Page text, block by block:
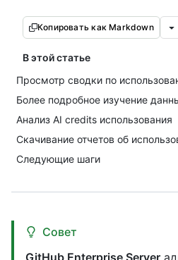
Копировать как Markdown
В этой статье
Просмотр сводки по
Более подробное изучение
Анализ AI credits использования
Скачивание отчетов об
Следующие шаги
Совет
GitHub Enterprise Server